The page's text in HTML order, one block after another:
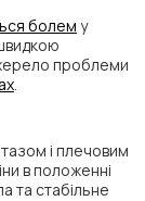
болем у
проблеми
і плечовим
в положенні
та стабільне